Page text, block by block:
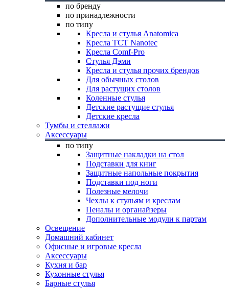
по бренду
по принадлежности
по типу
Кресла и стулья Anatomica
Кресла TCT Nanotec
Кресла Comf-Pro
Стулья Дэми
Кресла и стулья прочих брендов
Для обычных столов
Для растущих столов
Коленные стулья
Детские растущие стулья
Детские кресла
Тумбы и стеллажи
Аксессуары
по типу
Защитные накладки на стол
Подставки для книг
Защитные напольные покрытия
Подставки под ноги
Полезные мелочи
Чехлы к стульям и креслам
Пеналы и органайзеры
Дополнительные модули к партам
Освещение
Домашний кабинет
Офисные и игровые кресла
Аксессуары
Кухня и бар
Кухонные стулья
Барные стулья